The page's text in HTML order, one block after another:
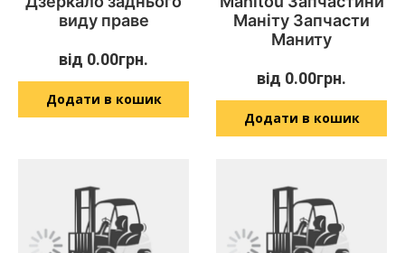
виду праве
від 0.00грн.
Додати в кошик
Маніту Запчасти
Маниту
від 0.00грн.
Додати в кошик